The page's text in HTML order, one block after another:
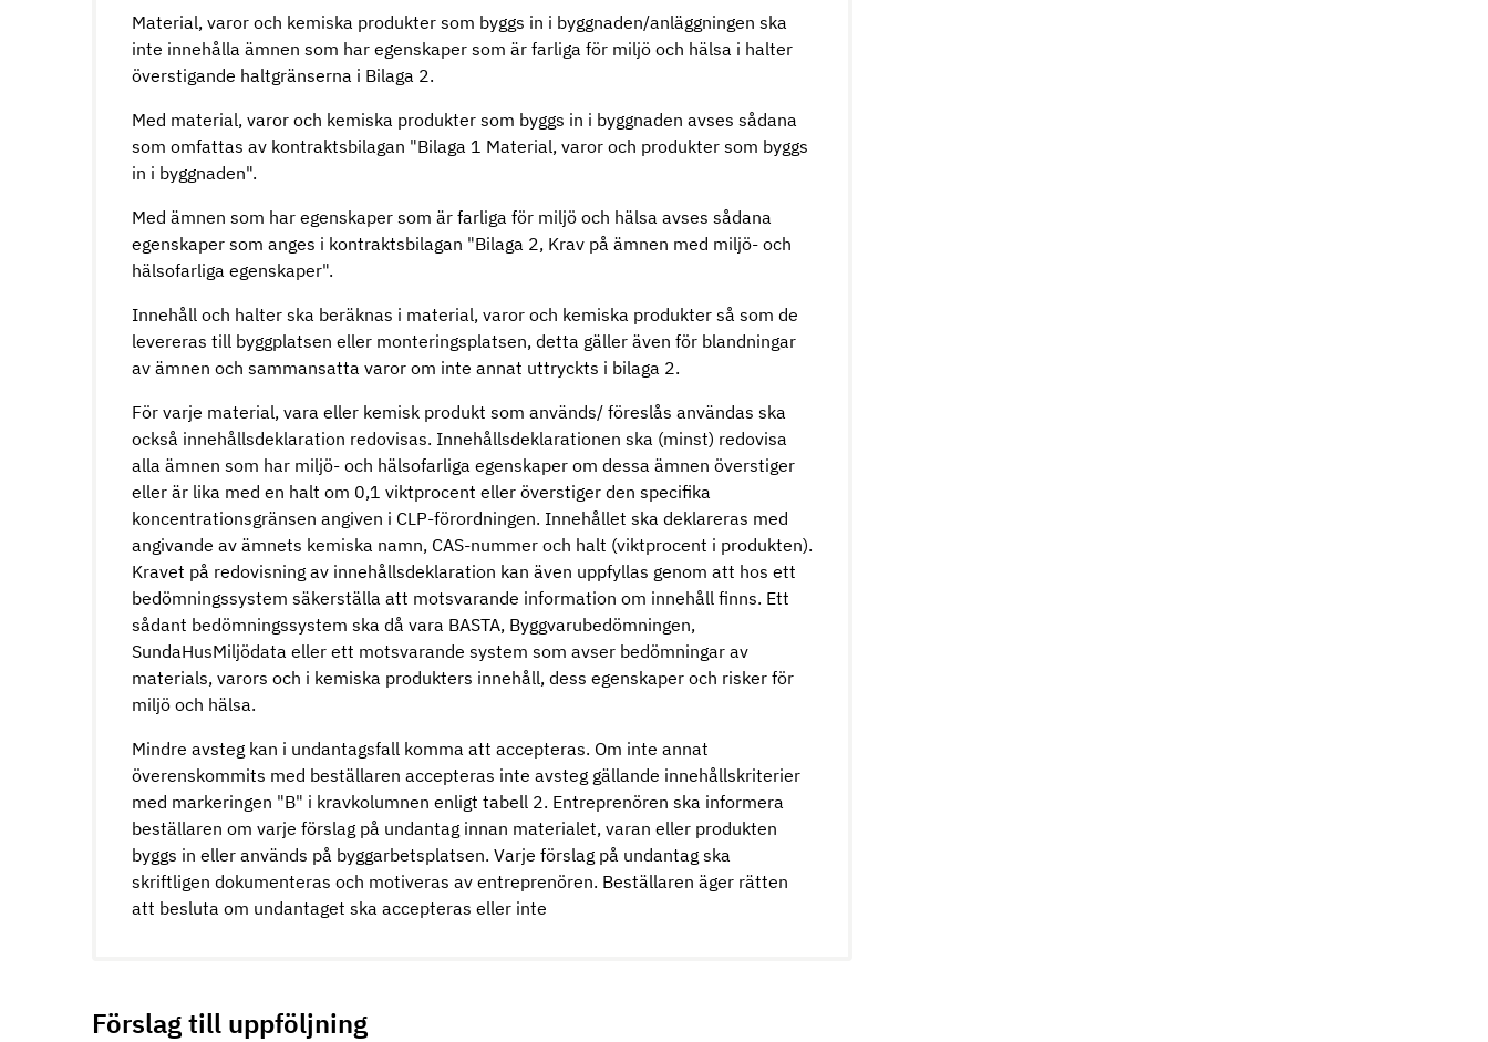
Material, varor och kemiska produkter som byggs in i byggnaden/anläggningen ska
inte innehålla ämnen som har egenskaper som är farliga för miljö och hälsa i halter
överstigande haltgränserna i Bilaga 2.
Med material, varor och kemiska produkter som byggs in i byggnaden avses sådana
som omfattas av kontraktsbilagan "Bilaga 1 Material, varor och produkter som byggs
in i byggnaden".
Med ämnen som har egenskaper som är farliga för miljö och hälsa avses sådana
egenskaper som anges i kontraktsbilagan "Bilaga 2, Krav på ämnen med miljö- och
hälsofarliga egenskaper".
Innehåll och halter ska beräknas i material, varor och kemiska produkter så som de
levereras till byggplatsen eller monteringsplatsen, detta gäller även för blandningar
av ämnen och sammansatta varor om inte annat uttryckts i bilaga 2.
För varje material, vara eller kemisk produkt som används/ föreslås användas ska
också innehållsdeklaration redovisas. Innehållsdeklarationen ska (minst) redovisa
alla ämnen som har miljö- och hälsofarliga egenskaper om dessa ämnen överstiger
eller är lika med en halt om 0,1 viktprocent eller överstiger den specifika
koncentrationsgränsen angiven i CLP-förordningen. Innehållet ska deklareras med
angivande av ämnets kemiska namn, CAS-nummer och halt (viktprocent i produkten).
Kravet på redovisning av innehållsdeklaration kan även uppfyllas genom att hos ett
bedömningssystem säkerställa att motsvarande information om innehåll finns. Ett
sådant bedömningssystem ska då vara BASTA, Byggvarubedömningen,
SundaHusMiljödata eller ett motsvarande system som avser bedömningar av
materials, varors och i kemiska produkters innehåll, dess egenskaper och risker för
miljö och hälsa.
Mindre avsteg kan i undantagsfall komma att accepteras. Om inte annat
överenskommits med beställaren accepteras inte avsteg gällande innehållskriterier
med markeringen "B" i kravkolumnen enligt tabell 2. Entreprenören ska informera
beställaren om varje förslag på undantag innan materialet, varan eller produkten
byggs in eller används på byggarbetsplatsen. Varje förslag på undantag ska
skriftligen dokumenteras och motiveras av entreprenören. Beställaren äger rätten
att besluta om undantaget ska accepteras eller inte
Förslag till uppföljning